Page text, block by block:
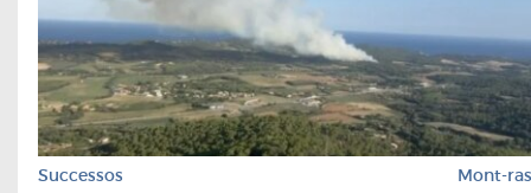
Successos Mont-ras